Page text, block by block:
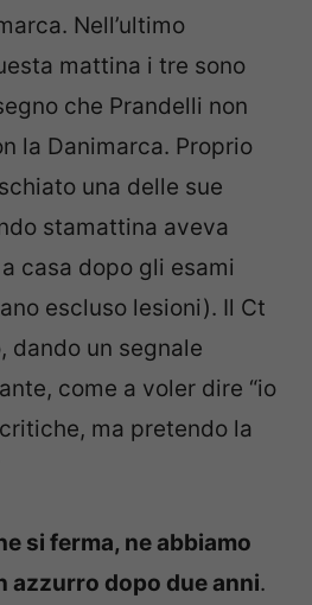
Nell’ultimo
mattina i tre sono
che Prandelli non
la Danimarca. Proprio
una delle sue
stamattina aveva
casa dopo gli esami
escluso lesioni). Il Ct
dando un segnale
come a voler dire “io
ma pretendo la
si ferma, ne abbiamo
azzurro dopo due anni.